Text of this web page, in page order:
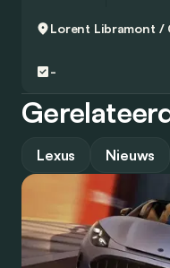
Lorent Libramont /
-
Lexus Nieuws